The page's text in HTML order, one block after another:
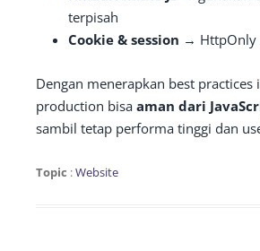
terpisah
Cookie & session → HttpOnly
Dengan menerapkan best practices
production bisa aman dari
sambil tetap performa tinggi dan
Topic :Website